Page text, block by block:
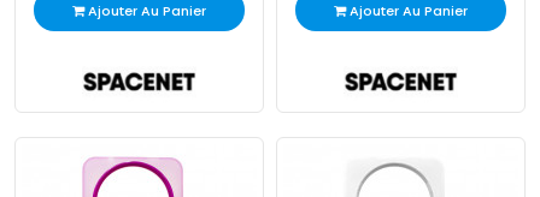
Ajouter Au Panier Ajouter Au Panier